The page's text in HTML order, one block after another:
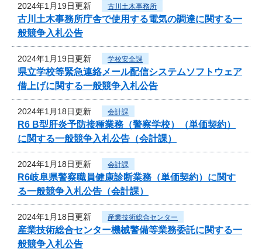
2024年1月19日更新 古川土木事務所
古川土木事務所庁舎で使用する電気の調達に関する一
般競争入札公告
2024年1月19日更新 学校安全課
県立学校等緊急連絡メール配信システムソフトウェア
借上げに関する一般競争入札公告
2024年1月18日更新 会計課
R6 B型肝炎予防接種業務（警察学校）（単価契約）
に関する一般競争入札公告（会計課）
2024年1月18日更新 会計課
R6岐阜県警察職員健康診断業務（単価契約）に関す
る一般競争入札公告（会計課）
2024年1月18日更新 産業技術総合センター
産業技術総合センター機械警備等業務委託に関する一
般競争入札公告